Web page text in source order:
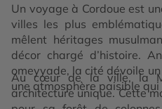
Un voyage à Cordoue est
villes les plus
mêlent héritages
décor chargé d’histoire.
omeyyade, la cité dévoile
une atmosphère paisible
Au cœur de la ville, la
architecture unique. Cette